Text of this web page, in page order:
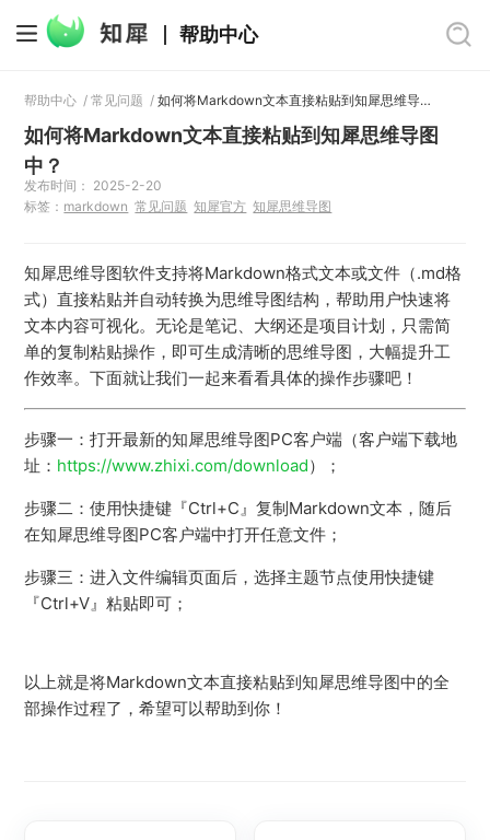
帮助中心
帮助中心 /常见问题 / 如何将Markdown文本直接粘贴到知犀思维导图中？
如何将Markdown文本直接粘贴到知犀思维导图
中？
发布时间： 2025-2-20
标签： markdown 常见问题 知犀官方 知犀思维导图
知犀思维导图软件支持将Markdown格式文本或文件（.md格
式）直接粘贴并自动转换为思维导图结构，帮助用户快速将
文本内容可视化。无论是笔记、大纲还是项目计划，只需简
单的复制粘贴操作，即可生成清晰的思维导图，大幅提升工
作效率。下面就让我们一起来看看具体的操作步骤吧！
步骤一：打开最新的知犀思维导图PC客户端（客户端下载地
址： https://www.zhixi.com/download）；
步骤二：使用快捷键『Ctrl+C』复制Markdown文本，随后
在知犀思维导图PC客户端中打开任意文件；
步骤三：进入文件编辑页面后，选择主题节点使用快捷键
『Ctrl+V』粘贴即可；
以上就是将Markdown文本直接粘贴到知犀思维导图中的全
部操作过程了，希望可以帮助到你！